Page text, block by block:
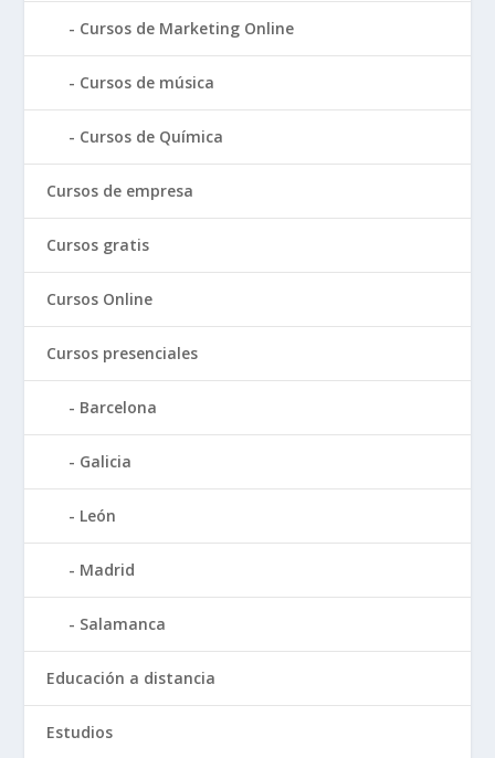
Cursos de Marketing Online
Cursos de música
Cursos de Química
Cursos de empresa
Cursos gratis
Cursos Online
Cursos presenciales
Barcelona
Galicia
León
Madrid
Salamanca
Educación a distancia
Estudios